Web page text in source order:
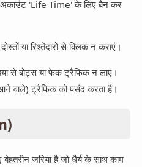
'Life Time' के लिए बैन कर
या रिश्तेदारों से क्लिक न कराएं।
से बोट्स या फेक ट्रैफिक न लाएं।
वाले) ट्रैफिक को पसंद करता है।
जरिया है जो धैर्य के साथ काम